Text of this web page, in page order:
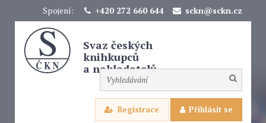
Spojení: +420 272 660 644 sckn@sckn.cz
Svaz českých
knihkupců
a nakladatelů
Registrace Přihlásit se